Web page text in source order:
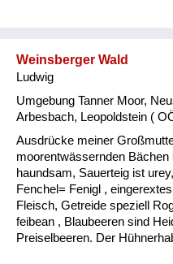
Weinsberger Wald
Ludwig
Umgebung Tanner Moor,
Arbesbach, Leopoldstein (
Ausdrücke meiner
moorentwässernden
haundsam, Sauerteig ist
Fenchel= Fenigl ,
Fleisch, Getreide speziell
feibean , Blaubeeren sind
Preiselbeeren. Der